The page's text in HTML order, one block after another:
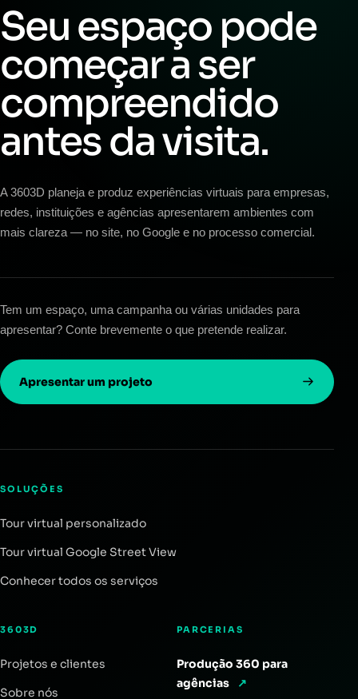
Seu espaço pode
começar a ser
compreendido
antes da visita.
A 3603D planeja e produz experiências virtuais para empresas,
redes, instituições e agências apresentarem ambientes com
mais clareza — no site, no Google e no processo comercial.
Tem um espaço, uma campanha ou várias unidades para
apresentar? Conte brevemente o que pretende realizar.
Apresentar um projeto
SOLUÇÕES
Tour virtual personalizado
Tour virtual Google Street View
Conhecer todos os serviços
3603D
Projetos e clientes
Sobre nós
PARCERIAS
Produção 360 para
agências
↗